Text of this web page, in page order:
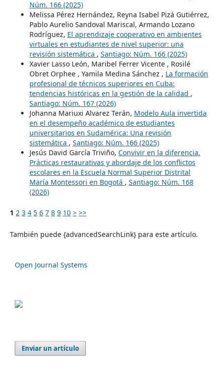
Núm. 166 (2025)
Melissa Pérez Hernández, Reyna Isabel Pizá Gutiérrez,
Pablo Aurelio Sandoval Mariscal, Armando Lozano
Rodríguez, El aprendizaje cooperativo en ambientes
virtuales en estudiantes de nivel superior: una
revisión sistemática , Santiago: Núm. 166 (2025)
Xavier Lasso León, Maribel Ferrer Vicente , Rosilé
Obret Orphee , Yamila Medina Sánchez , La formación
profesional de técnicos superiores en Cuba:
tendencias históricas en la gestión de la calidad ,
Santiago: Núm. 167 (2026)
Johanna Mariuxi Alvarez Terán, Modelo Aula invertida
en el desempeño académico de estudiantes
universitarios en Sudamérica: Una revisión
sistemática , Santiago: Núm. 166 (2025)
Jesús David García Triviño, Convivir en la diferencia.
Prácticas restaurativas y abordaje de los conflictos
escolares en la Escuela Normal Superior Distrital
María Montessori en Bogotá , Santiago: Núm. 168
(2026)
1 2 3 4 5 6 7 8 9 10 > >>
También puede {advancedSearchLink} para este artículo.
Open Journal Systems
Enviar un artículo